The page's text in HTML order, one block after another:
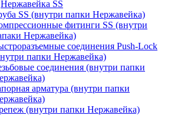
Нержавейка SS
SS (внутри папки Нержавейка)
фитинги SS (внутри
Нержавейка)
соединения Push-Lock
папки Нержавейка)
соединения (внутри папки
арматура (внутри папки
(внутри папки Нержавейка)